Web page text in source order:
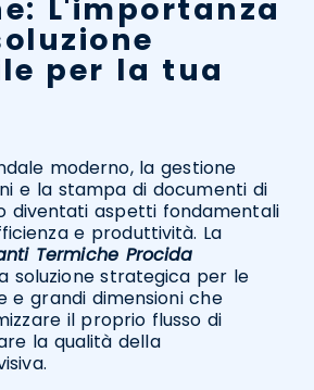
L'importanza
per la tua
moderno, la gestione
e la stampa di documenti di
diventati aspetti fondamentali
e produttività. La
Termiche Procida
soluzione strategica per le
e grandi dimensioni che
il proprio flusso di
la qualità della